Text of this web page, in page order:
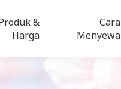
&
Harga
Cara
Menyewa